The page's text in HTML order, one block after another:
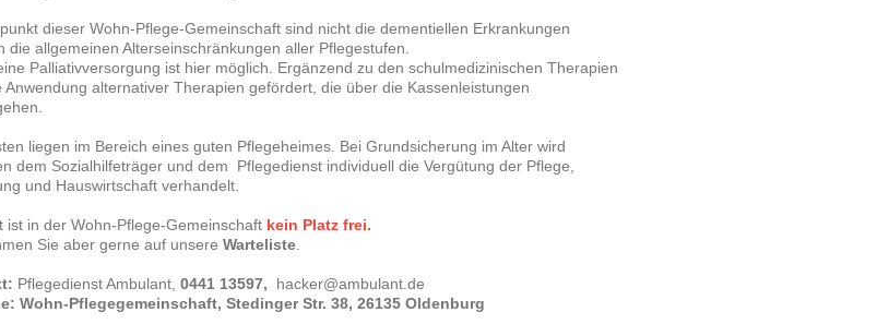
dieser Wohn-Pflege-Gemeinschaft sind nicht die dementiellen Erkrankungen
die allgemeinen Alterseinschränkungen aller Pflegestufen.
Palliativversorgung ist hier möglich. Ergänzend zu den schulmedizinischen Therapien
Anwendung alternativer Therapien gefördert, die über die Kassenleistungen
liegen im Bereich eines guten Pflegeheimes. Bei Grundsicherung im Alter wird
dem Sozialhilfeträger und dem Pflegedienst individuell die Vergütung der Pflege,
und Hauswirtschaft verhandelt.
ist in der Wohn-Pflege-Gemeinschaft kein Platz frei.
Sie aber gerne auf unsereWarteliste.
Pflegedienst Ambulant,0441 13597,
hacker@ambulant.de
Wohn-Pflegegemeinschaft, Stedinger Str. 38, 26135 Oldenburg